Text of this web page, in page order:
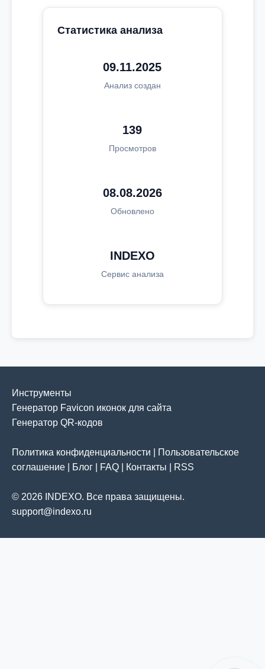
Статистика анализа
09.11.2025
Анализ создан
139
Просмотров
08.08.2026
Обновлено
INDEXO
Сервис анализа
Инструменты
Генератор Favicon иконок для сайта
Генератор QR-кодов
Политика конфиденциальности
Пользовательское
соглашение
Блог FAQ Контакты RSS
© 2026 INDEXO. Все права защищены.
support@indexo.ru